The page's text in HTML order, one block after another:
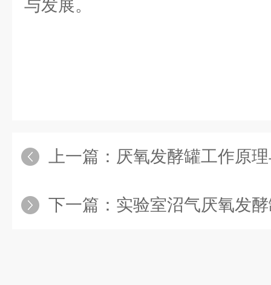
与发展。
上一篇： 厌氧发酵罐工作原理
下一篇： 实验室沼气厌氧发酵罐